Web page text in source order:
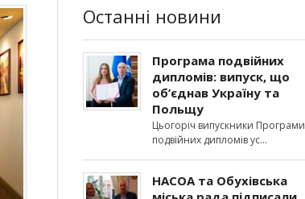
Останні новини
Програма подвійних
дипломів: випуск, що
об’єднав Україну та
Польщу
Цьогоріч випускники Програми
подвійних дипломів ус
НАСОА та Обухівська